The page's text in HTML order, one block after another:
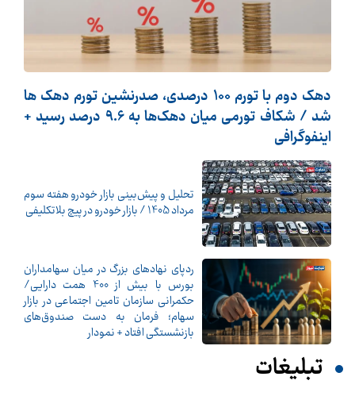
دهک دوم با تورم 100 درصدی، صدرنشین تورم دهک ها
شد / شکاف تورمی میان دهک‌ها به 9.6 درصد رسید +
اینفوگرافی
تحلیل و پیش‌بینی بازار خودرو هفته سوم
مرداد 1405 / بازار خودرو در پیچ بلاتکلیفی
ردپای نهادهای بزرگ در میان سهامداران
بورس با بیش از 400 همت دارایی/
حکمرانی سازمان تامین اجتماعی در بازار
سهام؛ فرمان به دست صندوق‌های
بازنشستگی افتاد + نمودار
تبلیغات